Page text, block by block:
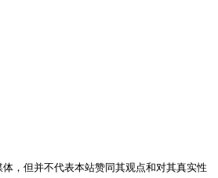
，但并不代表本站赞同其观点和对其真实性